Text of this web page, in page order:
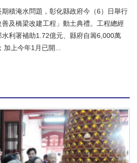
積淹水問題，彰化縣政府今（6）日舉行
善及橋梁改建工程」動土典禮。工程總經
利署補助1.72億元、縣府自籌6,000萬
上今年1月已開...